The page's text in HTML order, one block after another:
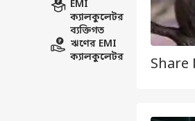
EMI
ক্যালকুলেটর
ব্যক্তিগত
ঋণের EMI
ক্যালকুলেটর
Share